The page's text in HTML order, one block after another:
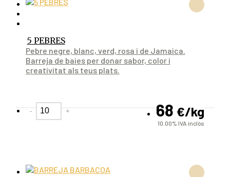
5 PEBRES
Pebre negre, blanc, verd, rosa i de Jamaica.
Barreja de baies per donar sabor, color i
creativitat als teus plats.
68 €/kg
10.00%IVA inclòs
- +